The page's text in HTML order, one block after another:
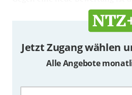
Jetzt Zugang wählen
Alle Angebote